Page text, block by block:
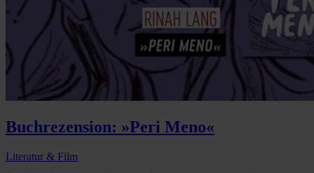
Buchrezension: »Peri Meno«
Literatur & Film